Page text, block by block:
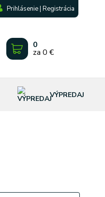
Prihlásenie | Registrácia
0
za 0 €
VÝPREDAJ